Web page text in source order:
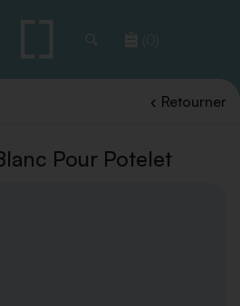
(0)
Retourner
Pour Potelet